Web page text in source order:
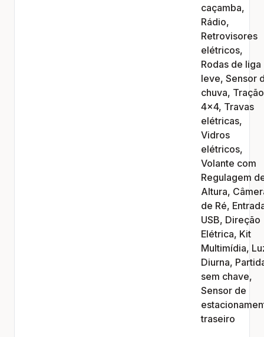
caçamba,
Rádio,
Retrovisores
elétricos,
Rodas de liga
leve, Sensor
chuva, Tração
4x4, Travas
elétricas,
Vidros
elétricos,
Volante com
Regulagem
Altura,
de Ré,
USB, Direção
Elétrica, Kit
Multimídia,
Diurna,
sem chave,
Sensor de
traseiro